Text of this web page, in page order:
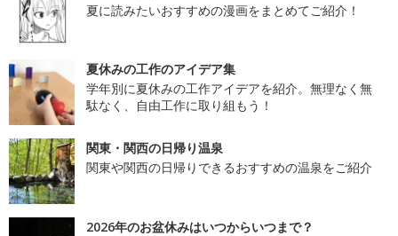
夏に読みたいおすすめの漫画をまとめてご紹介！
夏休みの工作のアイデア集
学年別に夏休みの工作アイデアを紹介。無理なく無
駄なく、自由工作に取り組もう！
関東・関西の日帰り温泉
関東や関西の日帰りできるおすすめの温泉をご紹介
2026年のお盆休みはいつからいつまで？